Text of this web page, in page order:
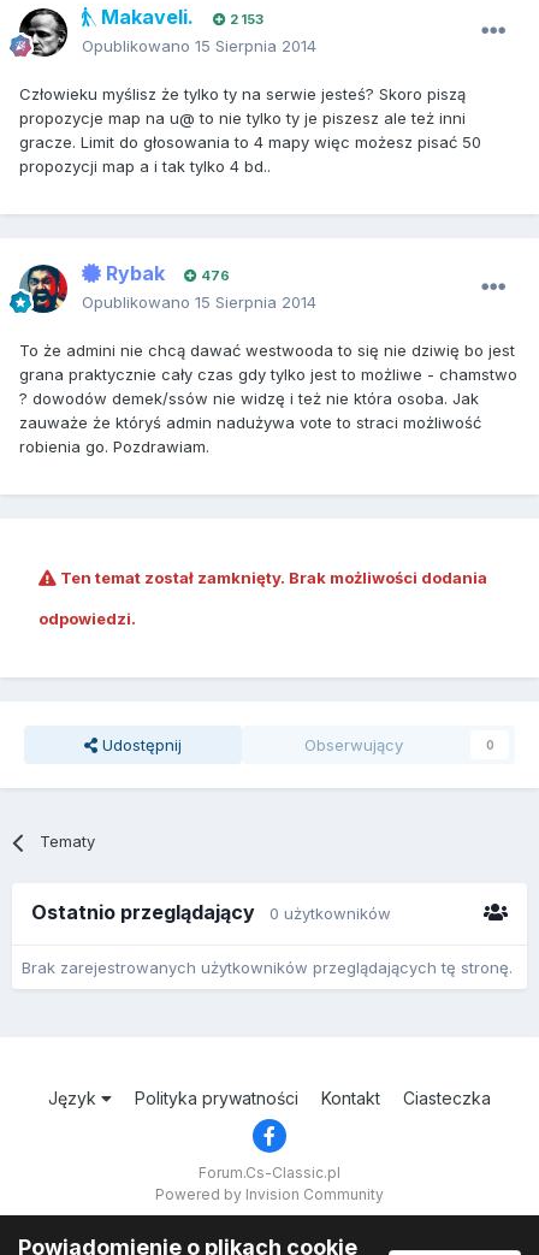
Makaveli. 2 153
Opublikowano 15 Sierpnia 2014
Człowieku myślisz że tylko ty na serwie jesteś? Skoro piszą
propozycje map na u@ to nie tylko ty je piszesz ale też inni
gracze. Limit do głosowania to 4 mapy więc możesz pisać 50
propozycji map a i tak tylko 4 bd..
Rybak 476
Opublikowano 15 Sierpnia 2014
To że admini nie chcą dawać westwooda to się nie dziwię bo jest
grana praktycznie cały czas gdy tylko jest to możliwe - chamstwo
? dowodów demek/ssów nie widzę i też nie która osoba. Jak
zauważe że któryś admin nadużywa vote to straci możliwość
robienia go. Pozdrawiam.
Ten temat został zamknięty. Brak możliwości dodania
odpowiedzi.
Udostępnij Obserwujący 0
Tematy
Ostatnio przeglądający 0 użytkowników
Brak zarejestrowanych użytkowników przeglądających tę stronę.
Język Polityka prywatności Kontakt Ciasteczka
Forum.Cs-Classic.pl
Powered by Invision Community
Powiadomienie o plikach cookie